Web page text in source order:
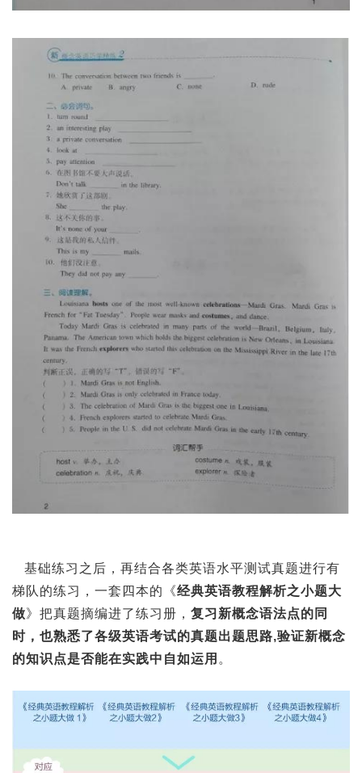
基础练习之后，再结合各类英语水平测试真题进行有
梯队的练习，一套四本的《经典英语教程解析之小题大
做》把真题摘编进了练习册， 复习新概念语法点的同
时，也熟悉了各级英语考试的真题出题思路,验证新概念
的知识点是否能在实践中自如运用 。